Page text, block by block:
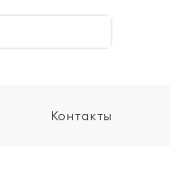
Контакты